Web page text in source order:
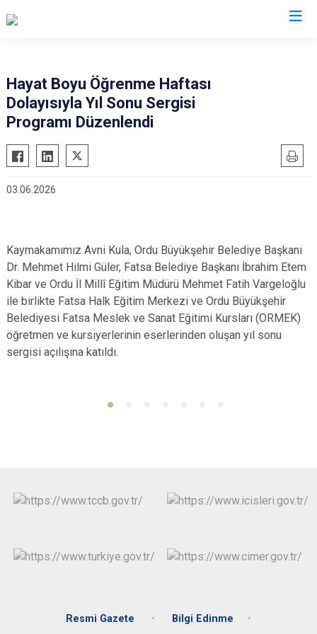
Akkuş
Aybastı
Çamaş
Gölköy
Gülyalı
Gürgentepe
İkizce
Kabadüz
Ulubey
Ünye
Altınordu
Hayat Boyu Öğrenme Haftası
Dolayısıyla Yıl Sonu Sergisi
Programı Düzenlendi
03.06.2026
Kaymakamımız Avni Kula, Ordu Büyükşehir Belediye Başkanı
Dr. Mehmet Hilmi Güler, Fatsa Belediye Başkanı İbrahim Etem
Kibar ve Ordu İl Millî Eğitim Müdürü Mehmet Fatih Vargeloğlu
ile birlikte Fatsa Halk Eğitim Merkezi ve Ordu Büyükşehir
Belediyesi Fatsa Meslek ve Sanat Eğitimi Kursları (ORMEK)
öğretmen ve kursiyerlerinin eserlerinden oluşan yıl sonu
sergisi açılışına katıldı.
Resmi Gazete Bilgi Edinme